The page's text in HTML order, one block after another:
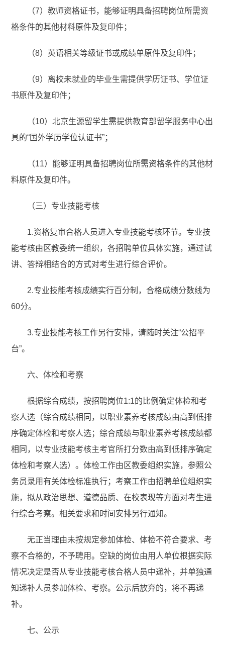
（7）教师资格证书，能够证明具备招聘岗位所需资
格条件的其他材料原件及复印件；
（8）英语相关等级证书或成绩单原件及复印件；
（9）离校未就业的毕业生需提供学历证书、学位证
书原件及复印件；
（10）北京生源留学生需提供教育部留学服务中心出
具的“国外学历学位认证书”；
（11）能够证明具备招聘岗位所需资格条件的其他材
料原件及复印件。
（三）专业技能考核
1.资格复审合格人员进入专业技能考核环节。专业技
能考核由区教委统一组织，各招聘单位具体实施，通过试
讲、答辩相结合的方式对考生进行综合评价。
2.专业技能考核成绩实行百分制，合格成绩分数线为
60分。
3.专业技能考核工作另行安排，请随时关注“公招平
台”。
六、体检和考察
根据综合成绩，按招聘岗位1:1的比例确定体检和考
察人选（综合成绩相同，以职业素养考核成绩由高到低排
序确定体检和考察人选；综合成绩与职业素养考核成绩都
相同，以专业技能考核主考官所打分数由高到低排序确定
体检和考察人选）。体检工作由区教委组织实施，参照公
务员录用有关体检标准执行；考察工作由招聘单位组织实
施，拟从政治思想、道德品质、在校表现等方面对考生进
行综合考察。相关要求和时间安排另行通知。
无正当理由未按规定参加体检、体检不符合要求、考
察不合格的，不予聘用。空缺的岗位由用人单位根据实际
情况决定是否从专业技能考核合格人员中递补，并单独通
知递补人员参加体检、考察。公示后放弃的，将不再递
补。
七、公示